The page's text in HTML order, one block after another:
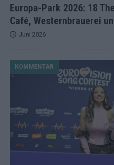
Europa-Park 2026: 18
Café, Westernbrauerei
Juni 2026
KOMMENTAR